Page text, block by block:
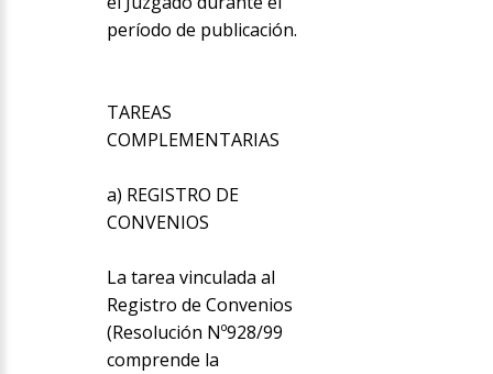
período de publicación.
TAREAS
COMPLEMENTARIAS
a) REGISTRO DE
CONVENIOS
La tarea vinculada al
Registro de Convenios
(Resolución Nº928/99
comprende la